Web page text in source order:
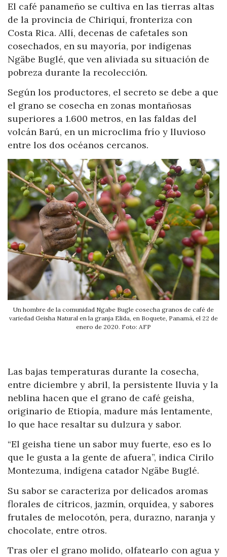
El café panameño se cultiva en las tierras altas
de la provincia de Chiriquí, fronteriza con
Costa Rica. Allí, decenas de cafetales son
cosechados, en su mayoría, por indígenas
Ngäbe Buglé, que ven aliviada su situación de
pobreza durante la recolección.
Según los productores, el secreto se debe a que
el grano se cosecha en zonas montañosas
superiores a 1.600 metros, en las faldas del
volcán Barú, en un microclima frío y lluvioso
entre los dos océanos cercanos.
Un hombre de la comunidad Ngabe Bugle cosecha granos de café de
variedad Geisha Natural en la granja Elida, en Boquete, Panamá, el 22 de
enero de 2020. Foto: AFP
Las bajas temperaturas durante la cosecha,
entre diciembre y abril, la persistente lluvia y la
neblina hacen que el grano de café geisha,
originario de Etiopía, madure más lentamente,
lo que hace resaltar su dulzura y sabor.
“El geisha tiene un sabor muy fuerte, eso es lo
que le gusta a la gente de afuera”, indica Cirilo
Montezuma, indígena catador Ngäbe Buglé.
Su sabor se caracteriza por delicados aromas
florales de cítricos, jazmín, orquídea, y sabores
frutales de melocotón, pera, durazno, naranja y
chocolate, entre otros.
Tras oler el grano molido, olfatearlo con agua y